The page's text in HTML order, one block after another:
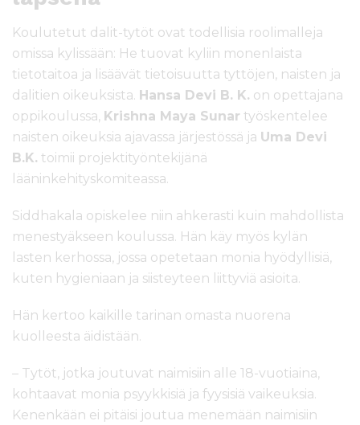
Koulutetut dalit-tytöt ovat todellisia roolimalleja
omissa kylissään: He tuovat kyliin monenlaista
tietotaitoa ja lisäävät tietoisuutta tyttöjen, naisten ja
dalitien oikeuksista. Hansa Devi B. K. on opettajana
oppikoulussa, Krishna Maya Sunar työskentelee
naisten oikeuksia ajavassa järjestössä ja Uma Devi
B.K. toimii projektityöntekijänä
lääninkehityskomiteassa.
Siddhakala opiskelee niin ahkerasti kuin mahdollista
menestyäkseen koulussa. Hän käy myös kylän
lasten kerhossa, jossa opetetaan monia hyödyllisiä,
kuten hygieniaan ja siisteyteen liittyviä asioita.
Hän kertoo kaikille tarinan omasta nuorena
kuolleesta äidistään.
– Tytöt, jotka joutuvat naimisiin alle 18-vuotiaina,
kohtaavat monia psyykkisiä ja fyysisiä vaikeuksia.
Kenenkään ei pitäisi joutua menemään naimisiin